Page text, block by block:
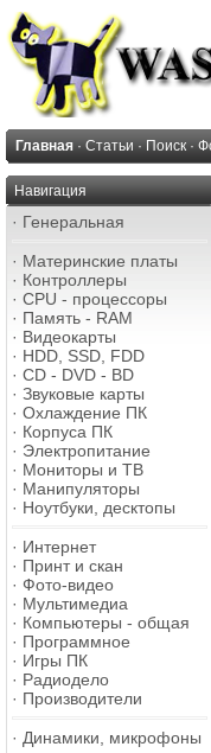
Главная · Статьи · Поиск ·
Навигация
· Генеральная
· Материнские платы
· Контроллеры
· CPU - процессоры
· Память - RAM
· Видеокарты
· HDD, SSD, FDD
· CD - DVD - BD
· Звуковые карты
· Охлаждение ПК
· Корпуса ПК
· Электропитание
· Мониторы и ТВ
· Манипуляторы
· Ноутбуки, десктопы
· Интернет
· Принт и скан
· Фото-видео
· Мультимедиа
· Компьютеры - общая
· Программное
· Игры ПК
· Радиодело
· Производители
· Динамики, микрофоны